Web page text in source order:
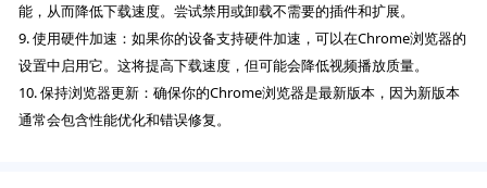
能，从而降低下载速度。尝试禁用或卸载不需要的插件和扩展。
9. 使用硬件加速：如果你的设备支持硬件加速，可以在Chrome浏览器的
设置中启用它。这将提高下载速度，但可能会降低视频播放质量。
10. 保持浏览器更新：确保你的Chrome浏览器是最新版本，因为新版本
通常会包含性能优化和错误修复。